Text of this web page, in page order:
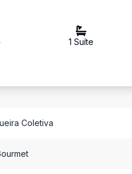
1 Suíte
Coletiva